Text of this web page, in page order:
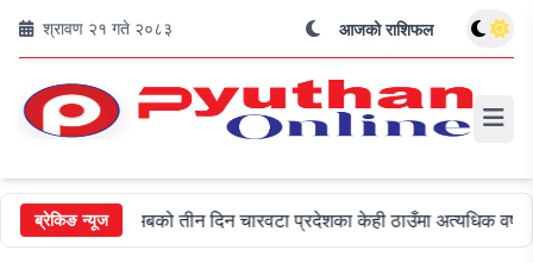
श्रावण २१ गते २०८३ आजको राशिफल
ब्रेकिङ न्यूज
अबको तीन दिन चारवटा प्रदेशका केही ठाउँमा अत्यधिक वर्षा हुन सक्ने